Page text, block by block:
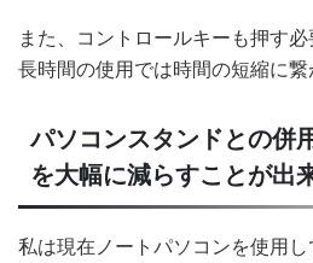
また、コントロールキーも押す
長時間の使用では時間の短縮に繋
パソコンスタンドとの併
を大幅に減らすことが出
私は現在ノートパソコンを使用